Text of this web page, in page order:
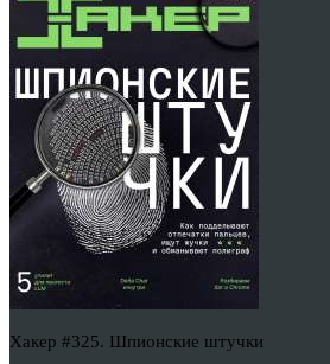
Хакер #325. Шпионские штучки